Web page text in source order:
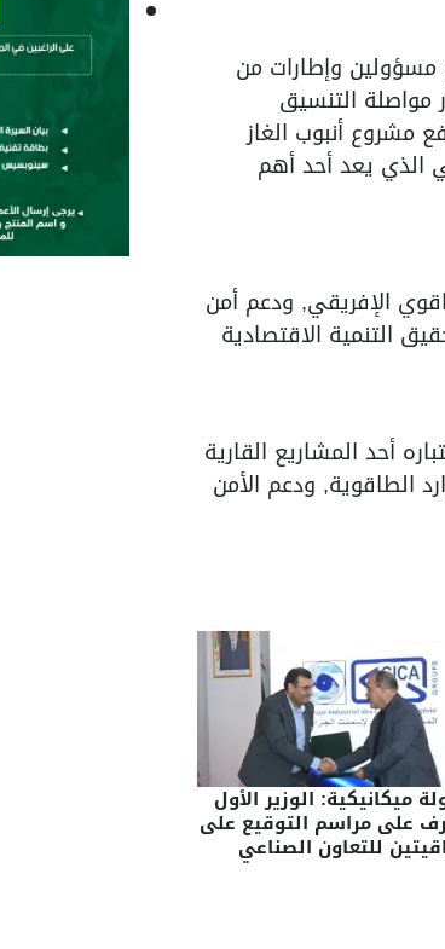
مسؤولين وإطارات من
مواصلة التنسيق
مشروع أنبوب الغاز
الذي يعد أحد أهم
الإفريقي, ودعم أمن
التنمية الاقتصادية
أحد المشاريع القارية
الطاقوية, ودعم الأمن
ميكانيكية: الوزير الأول
على مراسم التوقيع على
للتعاون الصناعي